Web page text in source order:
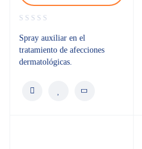
Spray auxiliar en el
tratamiento de afecciones
dermatológicas.